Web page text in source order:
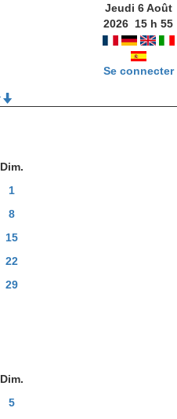
Jeudi 6 Août
2026 15 h55
Se connecter
Dim.
1
8
15
22
29
Dim.
5